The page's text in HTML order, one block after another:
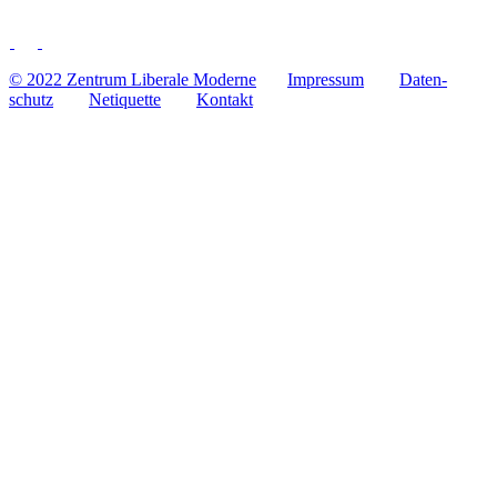
© 2022 Zentrum Libe­rale Moderne Impres­sum
Daten­
schutz
Neti­quette Kontakt